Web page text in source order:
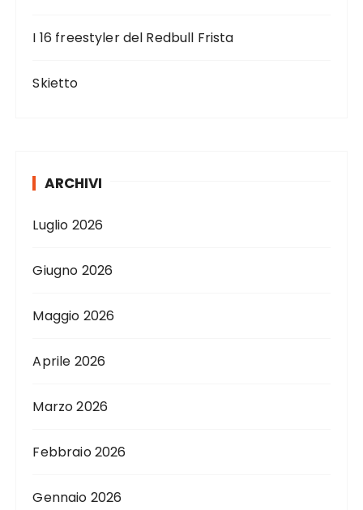
I 16 freestyler del Redbull Frista
Skietto
ARCHIVI
Luglio 2026
Giugno 2026
Maggio 2026
Aprile 2026
Marzo 2026
Febbraio 2026
Gennaio 2026